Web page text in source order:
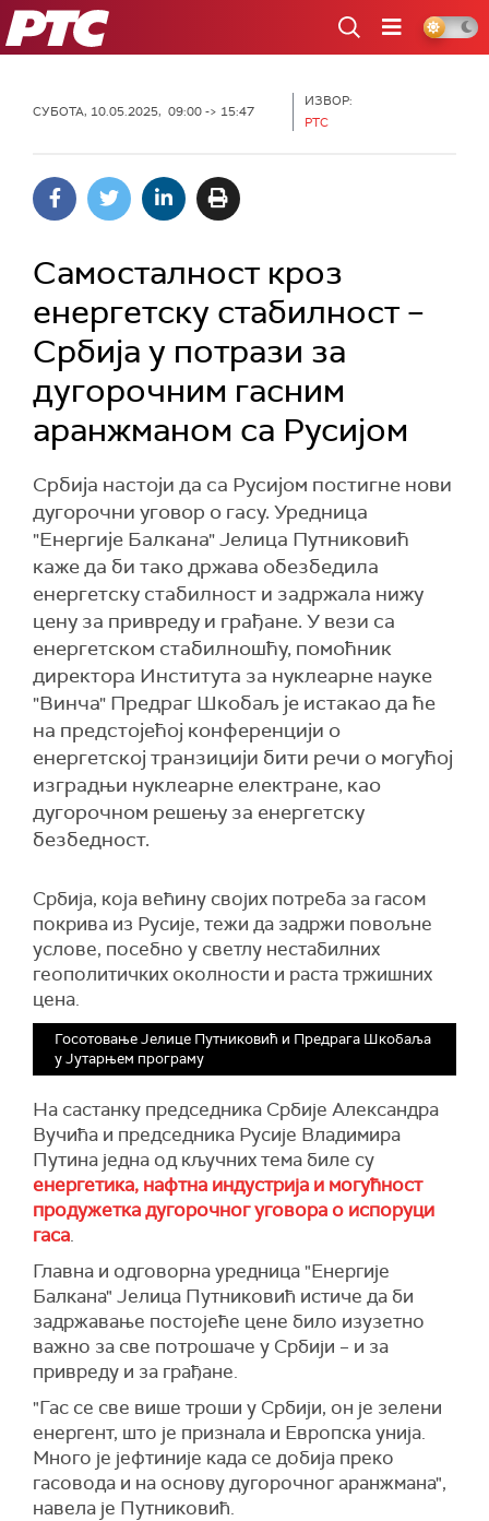
РТС
СУБОТА, 10.05.2025, 09:00 -> 15:47
ИЗВОР:
РТС
Самосталност кроз
енергетску стабилност –
Србија у потрази за
дугорочним гасним
аранжманом са Русијом
Србија настоји да са Русијом постигне нови
дугорочни уговор о гасу. Уредница
"Енергије Балкана" Јелица Путниковић
каже да би тако држава обезбедила
енергетску стабилност и задржала нижу
цену за привреду и грађане. У вези са
енергетском стабилношћу, помоћник
директора Института за нуклеарне науке
"Винча" Предраг Шкобаљ је истакао да ће
на предстојећој конференцији о
енергетској транзицији бити речи о могућој
изградњи нуклеарне електране, као
дугорочном решењу за енергетску
безбедност.
Србија, која већину својих потреба за гасом
покрива из Русије, тежи да задржи повољне
услове, посебно у светлу нестабилних
геополитичких околности и раста тржишних
цена.
Госотовање Јелице Путниковић и Предрага Шкобаља
у Јутарњем програму
На састанку председника Србије Александра
Вучића и председника Русије Владимира
Путина једна од кључних тема биле су
енергетика, нафтна индустрија и могућност
продужетка дугорочног уговора о испоруци
гаса.
Главна и одговорна уредница "Енергије
Балкана" Јелица Путниковић истиче да би
задржавање постојеће цене било изузетно
важно за све потрошаче у Србији – и за
привреду и за грађане.
"Гас се све више троши у Србији, он је зелени
енергент, што је признала и Европска унија.
Много је јефтиније када се добија преко
гасовода и на основу дугорочног аранжмана",
навела је Путниковић.